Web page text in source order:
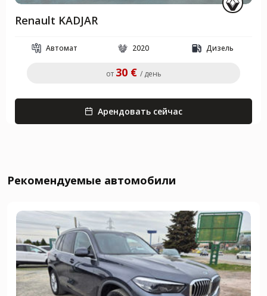
Renault KADJAR
Автомат 2020 Дизель
от 30 € / день
Арендовать сейчас
Рекомендуемые автомобили